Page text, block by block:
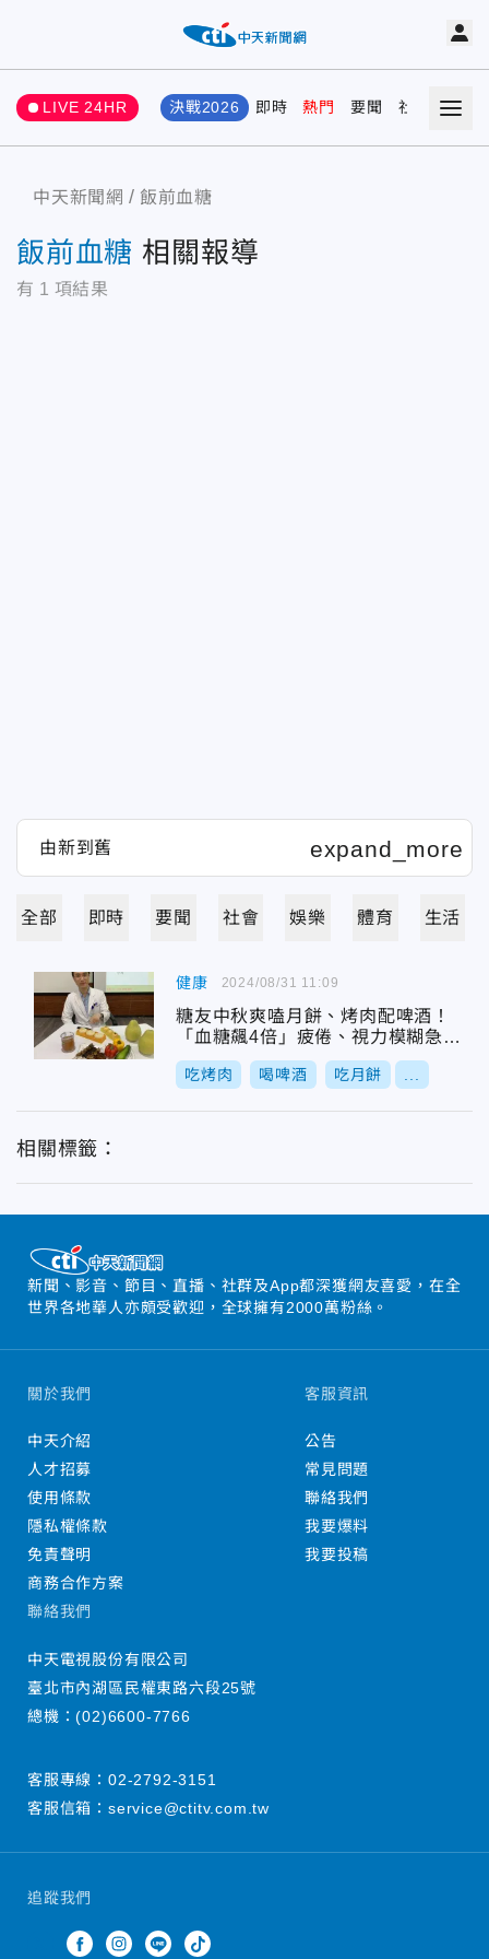
LIVE 24HR 決戰2026 即時 熱門 要聞 社會 娛樂
中天新聞網 飯前血糖
飯前血糖 相關報導
有 1 項結果
全部 即時 要聞 社會 娛樂 體育 生活
健康
糖友中秋爽嗑月餅、烤肉配啤酒！
「血糖飆4倍」疲倦、視力模糊急住
院
吃烤肉 喝啤酒 吃月餅
2024/08/31 11:09
相關標籤：
新聞、影音、節目、直播、社群及App都深獲網友喜愛，在全
世界各地華人亦頗受歡迎，全球擁有2000萬粉絲。
追蹤我們
關於我們
中天介紹
人才招募
使用條款
隱私權條款
免責聲明
商務合作方案
客服資訊
公告
常見問題
聯絡我們
我要爆料
我要投稿
聯絡我們
中天電視股份有限公司
臺北市內湖區民權東路六段25號
總機：(02)6600-7766
客服專線： 02-2792-3151
客服信箱： service@ctitv.com.tw